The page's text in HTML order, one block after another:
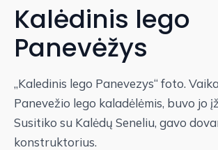
Kalėdinis lego
Panevėžys
„Kaledinis lego Panevezys“ foto.
Panevežio lego kaladėlėmis, buvo jo
Susitiko su Kalėdų Seneliu, gavo
konstruktorius.